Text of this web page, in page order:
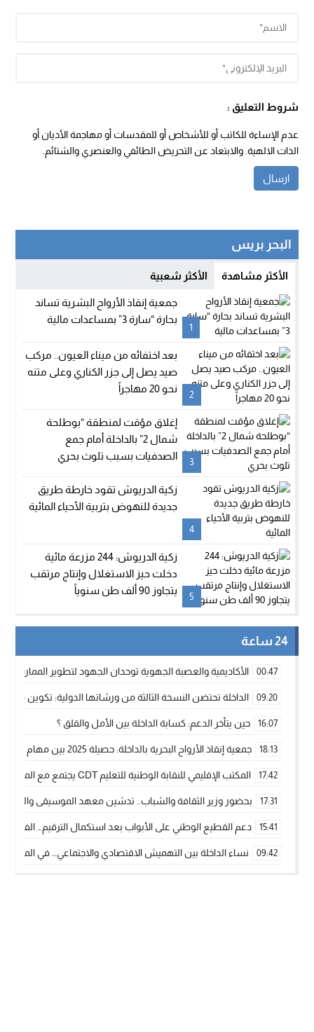
شروط التعليق :
عدم الإساءة للكاتب أو للأشخاص أو للمقدسات أو مهاجمة الأديان أو
الذات الالهية. والابتعاد عن التحريض الطائفي والعنصري والشتائم.
البحر بريس
الأكثر مشاهدة الأكثر شعبية
1
جمعية إنقاذ الأرواح البشرية تساند
بحارة “سارة 3” بمساعدات مالية
2
بعد اختفائه من ميناء العيون.. مركب
صيد يصل إلى جزر الكناري وعلى متنه
نحو 20 مهاجراً
3
إغلاق مؤقت لمنطقة “بوطلحة
شمال 2” بالداخلة أمام جمع
الصدفيات بسبب تلوث بحري
4
زكية الدريوش تقود خارطة طريق
جديدة للنهوض بتربية الأحياء المائية
5
زكية الدريوش: 244 مزرعة مائية
دخلت حيز الاستغلال وإنتاج مرتقب
يتجاوز 90 ألف طن سنوياً
24 ساعة
00:47 الأكاديمية والعصبة الجهوية توحدان الجهود لتطوير الممارسة
09:20 الداخلة تحتضن النسخة الثالثة من ورشاتها الدولية: تكوين
16:07 حين يتأخر الدعم: كسابة الداخلة بين الأمل والقلق ؟
18:13 جمعية إنقاذ الأرواح البحرية بالداخلة: حصيلة 2025 بين مهام الإنقاذ ومشروع “دار البحار”
17:42 المكتب الإقليمي للنقابة الوطنية للتعليم CDT يجتمع مع المدير الإقليمي لمناقشة ملفات جوهرية لنساء ورجال التعليم
17:31 بحضور وزير الثقافة والشباب.. تدشين معهد الموسيقى والفنون
15:41 دعم القطيع الوطني على الأبواب بعد استكمال الترقيم…
09:42 نساء الداخلة بين التهميش الاقتصادي والاجتماعي… في المؤسسات